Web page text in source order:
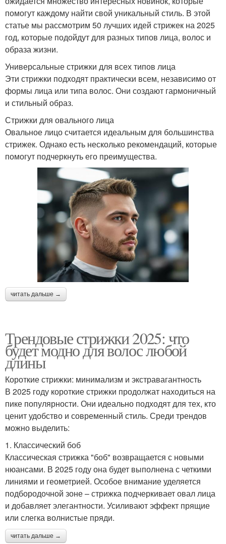
помогут каждому найти свой уникальный стиль. В этой
статье мы рассмотрим 50 лучших идей стрижек на 2025
год, которые подойдут для разных типов лица, волос и
образа жизни.
Универсальные стрижки для всех типов лица
Эти стрижки подходят практически всем, независимо от
формы лица или типа волос. Они создают гармоничный
и стильный образ.
Стрижки для овального лица
Овальное лицо считается идеальным для большинства
стрижек. Однако есть несколько рекомендаций, которые
помогут подчеркнуть его преимущества.
читать дальше →
Трендовые стрижки 2025: что
будет модно для волос любой
длины
Короткие стрижки: минимализм и экстравагантность
В 2025 году короткие стрижки продолжат находиться на
пике популярности. Они идеально подходят для тех, кто
ценит удобство и современный стиль. Среди трендов
можно выделить:
1. Классический боб
Классическая стрижка "боб" возвращается с новыми
нюансами. В 2025 году она будет выполнена с четкими
линиями и геометрией. Особое внимание уделяется
подбородочной зоне – стрижка подчеркивает овал лица
и добавляет элегантности. Усиливают эффект прящие
или слегка волнистые пряди.
читать дальше →